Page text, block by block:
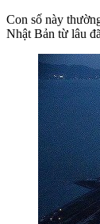
Con số này
Nhật Bản từ lâu